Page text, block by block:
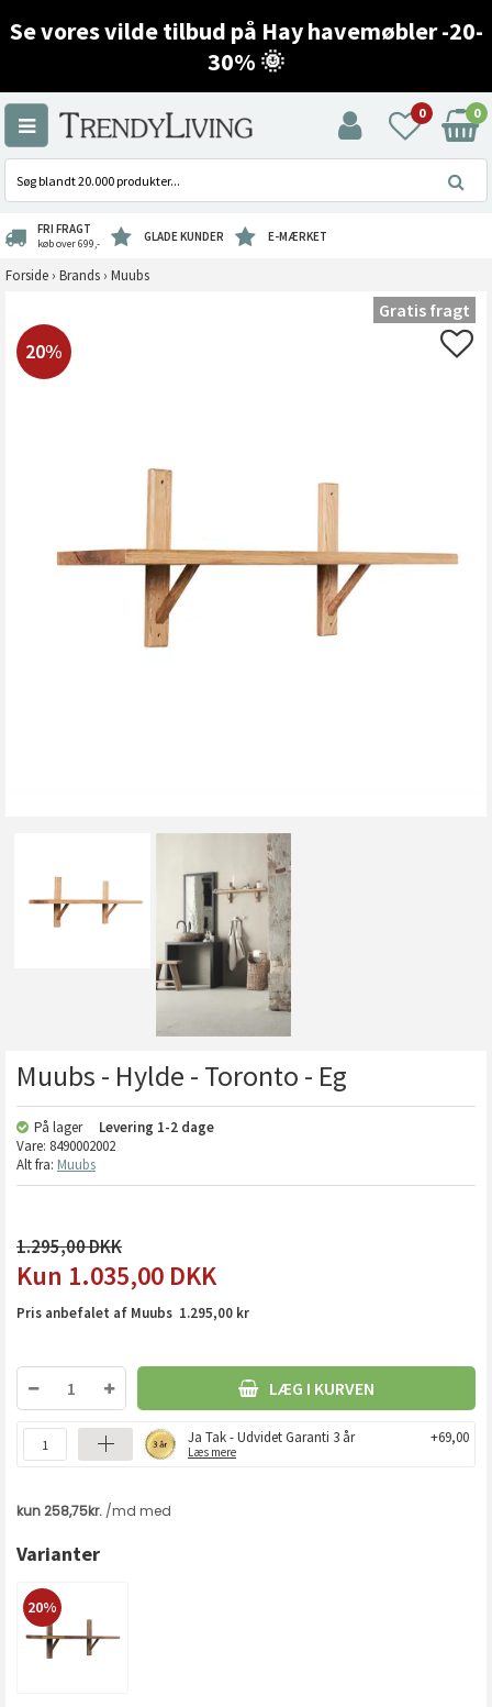
Se vores vilde tilbud på Hay havemøbler -20-
30% 🌞
0 0
FRI FRAGT
køb over 699,- GLADE KUNDER E-MÆRKET
Forside › Brands › Muubs
20%
Gratis fragt
Muubs - Hylde - Toronto - Eg
På lager Levering 1-2 dage
Vare: 8490002002
Alt fra: Muubs
1.295,00
1.035,00 DKK
Pris anbefalet af Muubs 1.295,00 kr
LÆG I KURVEN
Ja Tak - Udvidet Garanti 3 år
Læs mere
+69,00
Varianter
20%